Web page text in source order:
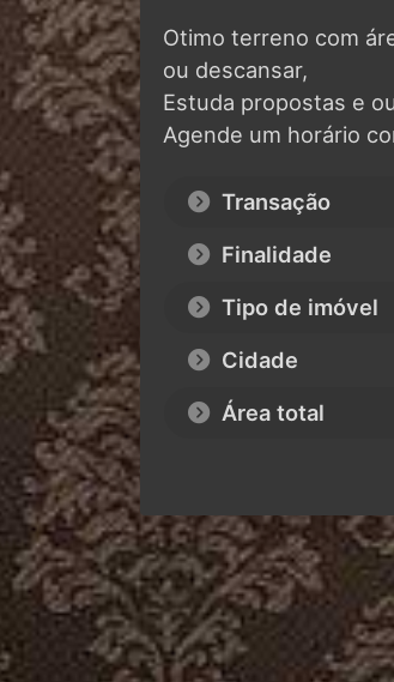
Otimo terreno com
ou descansar,
Estuda propostas e
Agende um horário
Transação
Finalidade
Tipo de imóvel
Cidade
Área total